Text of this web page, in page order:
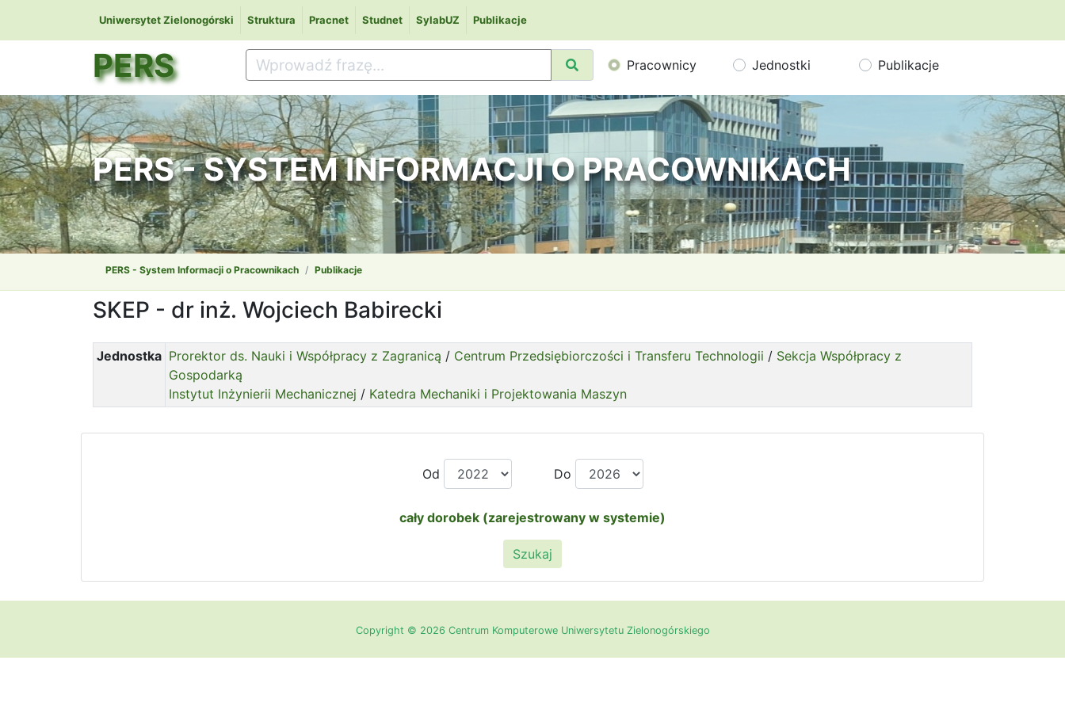
Uniwersytet Zielonogórski Struktura Pracnet Studnet SylabUZ Publikacje
PERS Pracownicy Jednostki Publikacje
PERS - SYSTEM INFORMACJI O PRACOWNIKACH
PERS - System Informacji o Pracownikach Publikacje
SKEP - dr inż. Wojciech Babirecki
Jednostka Prorektor ds. Nauki i Współpracy z Zagranicą / Centrum Przedsiębiorczości i Transferu Technologii / Sekcja Współpracy z
Gospodarką
Instytut Inżynierii Mechanicznej / Katedra Mechaniki i Projektowania Maszyn
Od Do
cały dorobek (zarejestrowany w systemie)
Szukaj
Copyright © 2026 Centrum Komputerowe Uniwersytetu Zielonogórskiego